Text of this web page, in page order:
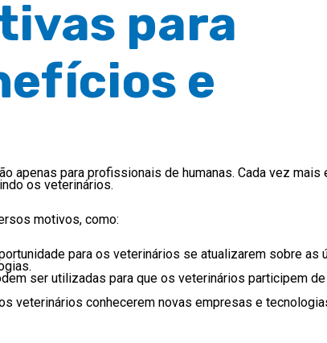
para
e
apenas para profissionais de humanas. Cada vez
os veterinários.
motivos, como:
para os veterinários se atualizarem sobre as
ser utilizadas para que os veterinários participem
veterinários conhecerem novas empresas e